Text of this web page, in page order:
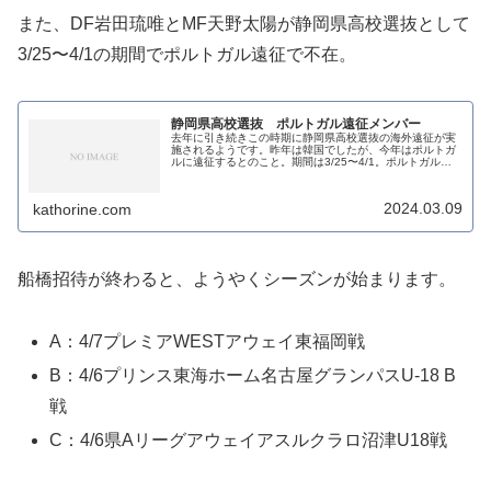
また、DF岩田琉唯とMF天野太陽が静岡県高校選抜として
3/25〜4/1の期間でポルトガル遠征で不在。
静岡県高校選抜 ポルトガル遠征メンバー
去年に引き続きこの時期に静岡県高校選抜の海外遠征が実
施されるようです。昨年は韓国でしたが、今年はポルトガ
ルに遠征するとのこと。期間は3/25〜4/1。ポルトガルの
kathorine.com 2024.03.09
船橋招待が終わると、ようやくシーズンが始まります。
A：4/7プレミアWESTアウェイ東福岡戦
B：4/6プリンス東海ホーム名古屋グランパスU-18 B
戦
C：4/6県Aリーグアウェイアスルクラロ沼津U18戦